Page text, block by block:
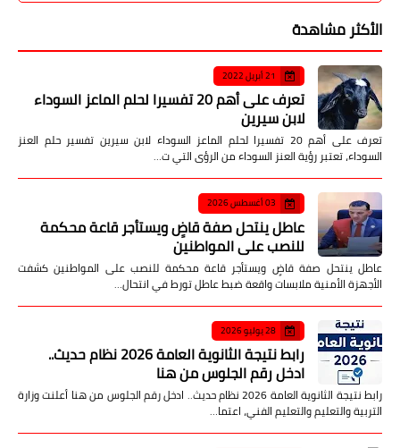
الأكثر مشاهدة
21 أبريل 2022
تعرف على أهم 20 تفسيرا لحلم الماعز السوداء
لابن سيرين
تعرف على أهم 20 تفسيرا لحلم الماعز السوداء لابن سيرين تفسير حلم العنز
السوداء، تعتبر رؤية العنز السوداء من الرؤى التي ت…
03 أغسطس 2026
عاطل ينتحل صفة قاضٍ ويستأجر قاعة محكمة
للنصب على المواطنين
عاطل ينتحل صفة قاضٍ ويستأجر قاعة محكمة للنصب على المواطنين كشفت
الأجهزة الأمنية ملابسات واقعة ضبط عاطل تورط في انتحال…
28 يوليو 2026
رابط نتيجة الثانوية العامة 2026 نظام حديث..
ادخل رقم الجلوس من هنا
رابط نتيجة الثانوية العامة 2026 نظام حديث.. ادخل رقم الجلوس من هنا أعلنت وزارة
التربية والتعليم والتعليم الفني، اعتما…